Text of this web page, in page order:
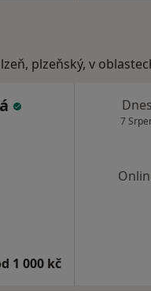
plzeňský, v
1 000 kč
Dnes
7